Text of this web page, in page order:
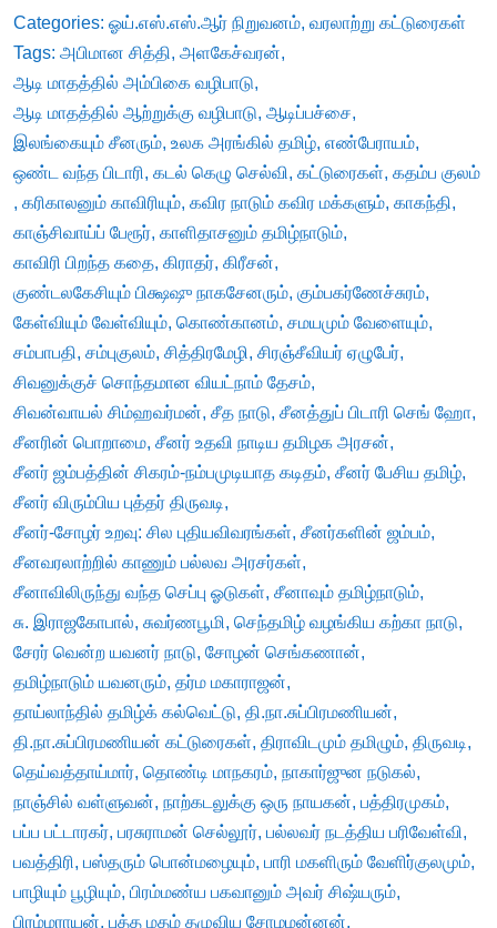
பதிப்பாசிரியர்
சு.
இராஜகோபால்
quantity
Categories: ஓய்.எஸ்.எஸ்.ஆர் நிறுவனம், வரலாற்று கட்டுரைகள்
Tags: அபிமான சித்தி, அளகேச்வரன்,
ஆடி மாதத்தில் அம்பிகை வழிபாடு,
ஆடி மாதத்தில் ஆற்றுக்கு வழிபாடு, ஆடிப்பச்சை,
இலங்கையும் சீனரும், உலக அரங்கில் தமிழ், எண்பேராயம்,
ஒண்ட வந்த பிடாரி, கடல் கெழு செல்வி, கட்டுரைகள், கதம்ப குலம்
, கரிகாலனும் காவிரியும், கவிர நாடும் கவிர மக்களும், காகந்தி,
காஞ்சிவாய்ப் பேரூர், காளிதாசனும் தமிழ்நாடும்,
காவிரி பிறந்த கதை, கிராதர், கிரீசன்,
குண்டலகேசியும் பிக்ஷஷு நாகசேனரும், கும்பகர்ணேச்சுரம்,
கேள்வியும் வேள்வியும், கொண்கானம், சமயமும் வேளையும்,
சம்பாபதி, சம்புகுலம், சித்திரமேழி, சிரஞ்சீவியர் ஏழுபேர்,
சிவனுக்குச் சொந்தமான வியட்நாம் தேசம்,
சிவன்வாயல் சிம்ஹவர்மன், சீத நாடு, சீனத்துப் பிடாரி செங் ஹோ,
சீனரின் பொறாமை, சீனர் உதவி நாடிய தமிழக அரசன்,
சீனர் ஜம்பத்தின் சிகரம்-நம்பமுடியாத கடிதம், சீனர் பேசிய தமிழ்,
சீனர் விரும்பிய புத்தர் திருவடி,
சீனர்-சோழர் உறவு: சில புதியவிவரங்கள், சீனர்களின் ஜம்பம்,
சீனவரலாற்றில் காணும் பல்லவ அரசர்கள்,
சீனாவிலிருந்து வந்த செப்பு ஓடுகள், சீனாவும் தமிழ்நாடும்,
சு. இராஜகோபால், சுவர்ணபூமி, செந்தமிழ் வழங்கிய கற்கா நாடு,
சேரர் வென்ற யவனர் நாடு, சோழன் செங்கணான்,
தமிழ்நாடும் யவனரும், தர்ம மகாராஜன்,
தாய்லாந்தில் தமிழ்க் கல்வெட்டு, தி.நா.சுப்பிரமணியன்,
தி.நா.சுப்பிரமணியன் கட்டுரைகள், திராவிடமும் தமிழும், திருவடி,
தெய்வத்தாய்மார், தொண்டி மாநகரம், நாகார்ஜுன நடுகல்,
நாஞ்சில் வள்ளுவன், நாற்கடலுக்கு ஒரு நாயகன், பத்திரமுகம்,
பப்ப பட்டாரகர், பரசுராமன் செல்லூர், பல்லவர் நடத்திய பரிவேள்வி,
பவத்திரி, பஸ்தரும் பொன்மழையும், பாரி மகளிரும் வேளிர்குலமும்,
பாழியும் பூழியும், பிரம்மண்ய பகவானும் அவர் சிஷ்யரும்,
பிரம்மராயன், புத்த மதம் தழுவிய சோழமன்னன்,